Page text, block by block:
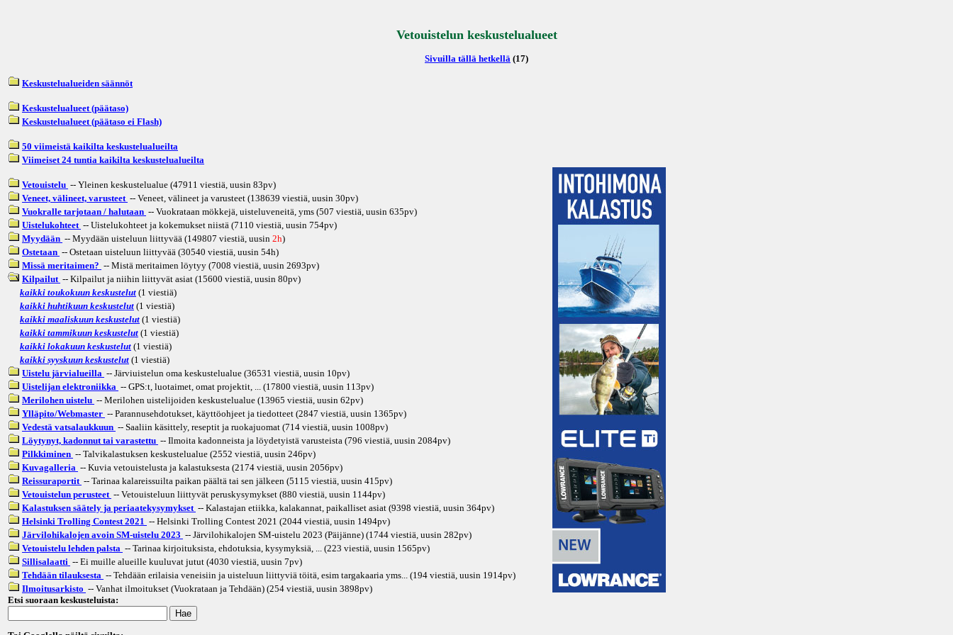
Vetouistelun keskustelualueet
Sivuilla tällä hetkellä (17)
Keskustelualueiden säännöt
Keskustelualueet (päätaso)
Keskustelualueet (päätaso ei Flash)
50 viimeistä kaikilta keskustelualueilta
Viimeiset 24 tuntia kaikilta keskustelualueilta
Vetouistelu -- Yleinen keskustelualue (47911 viestiä, uusin 83pv)
Veneet, välineet, varusteet -- Veneet, välineet ja varusteet (138639 viestiä, uusin 30pv)
Vuokralle tarjotaan / halutaan -- Vuokrataan mökkejä, uisteluveneitä, yms (507 viestiä, uusin 635pv)
Uistelukohteet -- Uistelukohteet ja kokemukset niistä (7110 viestiä, uusin 754pv)
Myydään -- Myydään uisteluun liittyvää (149807 viestiä, uusin 2h)
Ostetaan -- Ostetaan uisteluun liittyvää (30540 viestiä, uusin 54h)
Missä meritaimen? -- Mistä meritaimen löytyy (7008 viestiä, uusin 2693pv)
Kilpailut -- Kilpailut ja niihin liittyvät asiat (15600 viestiä, uusin 80pv)
kaikki toukokuun keskustelut (1 viestiä)
kaikki huhtikuun keskustelut (1 viestiä)
kaikki maaliskuun keskustelut (1 viestiä)
kaikki tammikuun keskustelut (1 viestiä)
kaikki lokakuun keskustelut (1 viestiä)
kaikki syyskuun keskustelut (1 viestiä)
Uistelu järvialueilla -- Järviuistelun oma keskustelualue (36531 viestiä, uusin 10pv)
Uistelijan elektroniikka -- GPS:t, luotaimet, omat projektit, ... (17800 viestiä, uusin 113pv)
Merilohen uistelu -- Merilohen uistelijoiden keskustelualue (13965 viestiä, uusin 62pv)
Ylläpito/Webmaster -- Parannusehdotukset, käyttöohjeet ja tiedotteet (2847 viestiä, uusin 1365pv)
Vedestä vatsalaukkuun -- Saaliin käsittely, reseptit ja ruokajuomat (714 viestiä, uusin 1008pv)
Löytynyt, kadonnut tai varastettu -- Ilmoita kadonneista ja löydetyistä varusteista (796 viestiä, uusin 2084pv)
Pilkkiminen -- Talvikalastuksen keskustelualue (2552 viestiä, uusin 246pv)
Kuvagalleria -- Kuvia vetouistelusta ja kalastuksesta (2174 viestiä, uusin 2056pv)
Reissuraportit -- Tarinaa kalareissuilta paikan päältä tai sen jälkeen (5115 viestiä, uusin 415pv)
Vetouistelun perusteet -- Vetouisteluun liittyvät peruskysymykset (880 viestiä, uusin 1144pv)
Kalastuksen säätely ja periaatekysymykset -- Kalastajan etiikka, kalakannat, paikalliset asiat (9398 viestiä, uusin 364pv)
Helsinki Trolling Contest 2021 -- Helsinki Trolling Contest 2021 (2044 viestiä, uusin 1494pv)
Järvilohikalojen avoin SM-uistelu 2023 -- Järvilohikalojen SM-uistelu 2023 (Päijänne) (1744 viestiä, uusin 282pv)
Vetouistelu lehden palsta -- Tarinaa kirjoituksista, ehdotuksia, kysymyksiä, ... (223 viestiä, uusin 1565pv)
Sillisalaatti -- Ei muille alueille kuuluvat jutut (4030 viestiä, uusin 7pv)
Tehdään tilauksesta -- Tehdään erilaisia veneisiin ja uisteluun liittyviä töitä, esim targakaaria yms... (194 viestiä, uusin 1914pv)
Ilmoitusarkisto -- Vanhat ilmoitukset (Vuokrataan ja Tehdään) (254 viestiä, uusin 3898pv)
Etsi suoraan keskusteluista: